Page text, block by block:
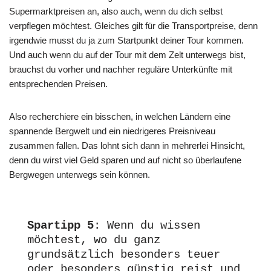
Supermarktpreisen an, also auch, wenn du dich selbst
verpflegen möchtest. Gleiches gilt für die Transportpreise, denn
irgendwie musst du ja zum Startpunkt deiner Tour kommen.
Und auch wenn du auf der Tour mit dem Zelt unterwegs bist,
brauchst du vorher und nachher reguläre Unterkünfte mit
entsprechenden Preisen.
Also recherchiere ein bisschen, in welchen Ländern eine
spannende Bergwelt und ein niedrigeres Preisniveau
zusammen fallen. Das lohnt sich dann in mehrerlei Hinsicht,
denn du wirst viel Geld sparen und auf nicht so überlaufene
Bergwegen unterwegs sein können.
Spartipp 5: Wenn du wissen
möchtest, wo du ganz
grundsätzlich besonders teuer